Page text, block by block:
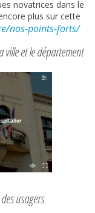
novatrices dans le
plus sur cette
nos-points-forts/
ville et le département
usagers